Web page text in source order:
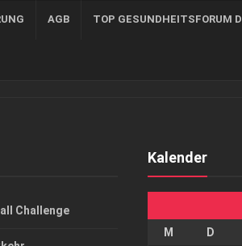
AGB TOP GESUNDHEITSFORUM
Challenge
Kalender
M D